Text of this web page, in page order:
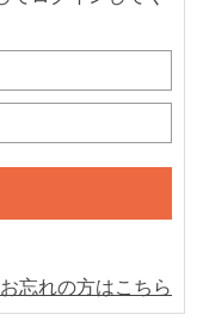
忘れの方はこちら